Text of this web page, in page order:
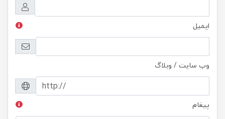
ایمیل
وب سایت / وبلاگ
پیغام